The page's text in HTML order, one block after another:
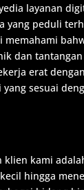
layanan
yang peduli
memahami
dan tantangan
erat dengan
yang sesuai
klien kami
kecil hingga